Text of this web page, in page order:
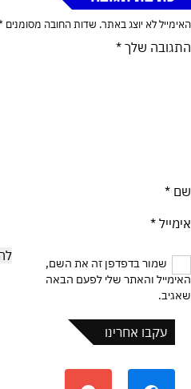
האימייל לא יוצג באתר. שדות החובה מסומנים
התגובה שלך *
שם *
אימייל *
שמור בדפדפן זה את השם,
האימייל והאתר שלי לפעם הבאה
שאגיב.
עקבו אחרינו